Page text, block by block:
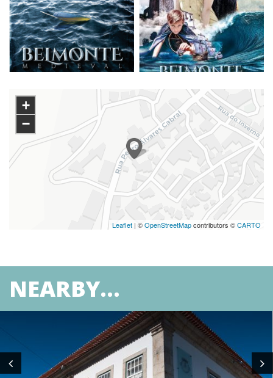
+
−
Leaflet | ©OpenStreetMapcontributors ©CARTO
NEARBY...